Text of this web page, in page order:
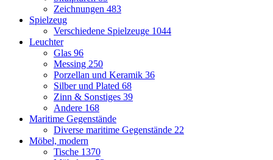
Zeichnungen 483
Spielzeug
Verschiedene Spielzeuge 1044
Leuchter
Glas 96
Messing 250
Porzellan und Keramik 36
Silber und Plated 68
Zinn & Sonstiges 39
Andere 168
Maritime Gegenstände
Diverse maritime Gegenstände 22
Möbel, modern
Tische 1370